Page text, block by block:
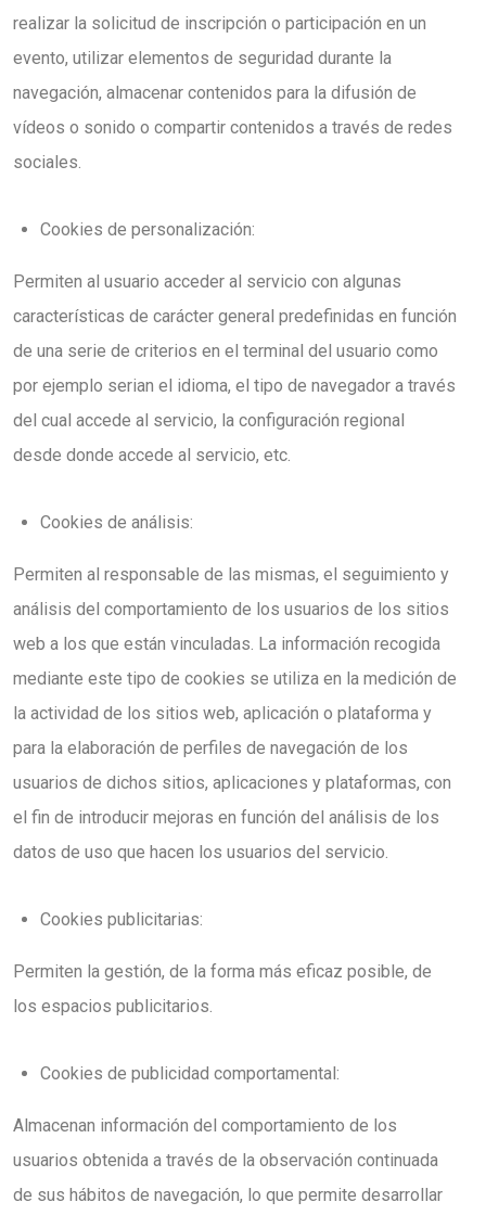
realizar la solicitud de inscripción o participación en un
evento, utilizar elementos de seguridad durante la
navegación, almacenar contenidos para la difusión de
vídeos o sonido o compartir contenidos a través de redes
sociales.
Cookies de personalización:
Permiten al usuario acceder al servicio con algunas
características de carácter general predefinidas en función
de una serie de criterios en el terminal del usuario como
por ejemplo serian el idioma, el tipo de navegador a través
del cual accede al servicio, la configuración regional
desde donde accede al servicio, etc.
Cookies de análisis:
Permiten al responsable de las mismas, el seguimiento y
análisis del comportamiento de los usuarios de los sitios
web a los que están vinculadas. La información recogida
mediante este tipo de cookies se utiliza en la medición de
la actividad de los sitios web, aplicación o plataforma y
para la elaboración de perfiles de navegación de los
usuarios de dichos sitios, aplicaciones y plataformas, con
el fin de introducir mejoras en función del análisis de los
datos de uso que hacen los usuarios del servicio.
Cookies publicitarias:
Permiten la gestión, de la forma más eficaz posible, de
los espacios publicitarios.
Cookies de publicidad comportamental:
Almacenan información del comportamiento de los
usuarios obtenida a través de la observación continuada
de sus hábitos de navegación, lo que permite desarrollar